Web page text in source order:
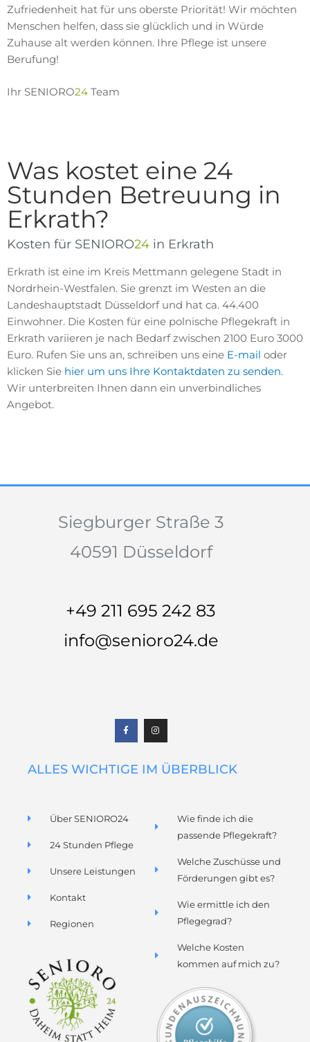
Zufriedenheit hat für uns oberste Priorität! Wir möchten
Menschen helfen, dass sie glücklich und in Würde
Zuhause alt werden können. Ihre Pflege ist unsere
Berufung!
Ihr SENIORO24 Team
Was kostet eine 24
Stunden Betreuung in
Erkrath?
Kosten für SENIORO24 in Erkrath
Erkrath ist eine im Kreis Mettmann gelegene Stadt in
Nordrhein-Westfalen. Sie grenzt im Westen an die
Landeshauptstadt Düsseldorf und hat ca. 44.400
Einwohner. Die Kosten für eine polnische Pflegekraft in
Erkrath variieren je nach Bedarf zwischen 2100 Euro 3000
Euro. Rufen Sie uns an, schreiben uns eine E-mail oder
klicken Sie hier um uns Ihre Kontaktdaten zu senden.
Wir unterbreiten Ihnen dann ein unverbindliches
Angebot.
Siegburger Straße 3
40591 Düsseldorf
+49 211 695 242 83
info@senioro24.de
c
e
b
o
s
t
a
g
m
ALLES WICHTIGE IM ÜBERBLICK
Über SENIORO24
24 Stunden Pflege
Unsere Leistungen
Kontakt
Regionen
Wie finde ich die
passende Pflegekraft?
Welche Zuschüsse und
Förderungen gibt es?
Wie ermittle ich den
Pflegegrad?
Welche Kosten
kommen auf mich zu?